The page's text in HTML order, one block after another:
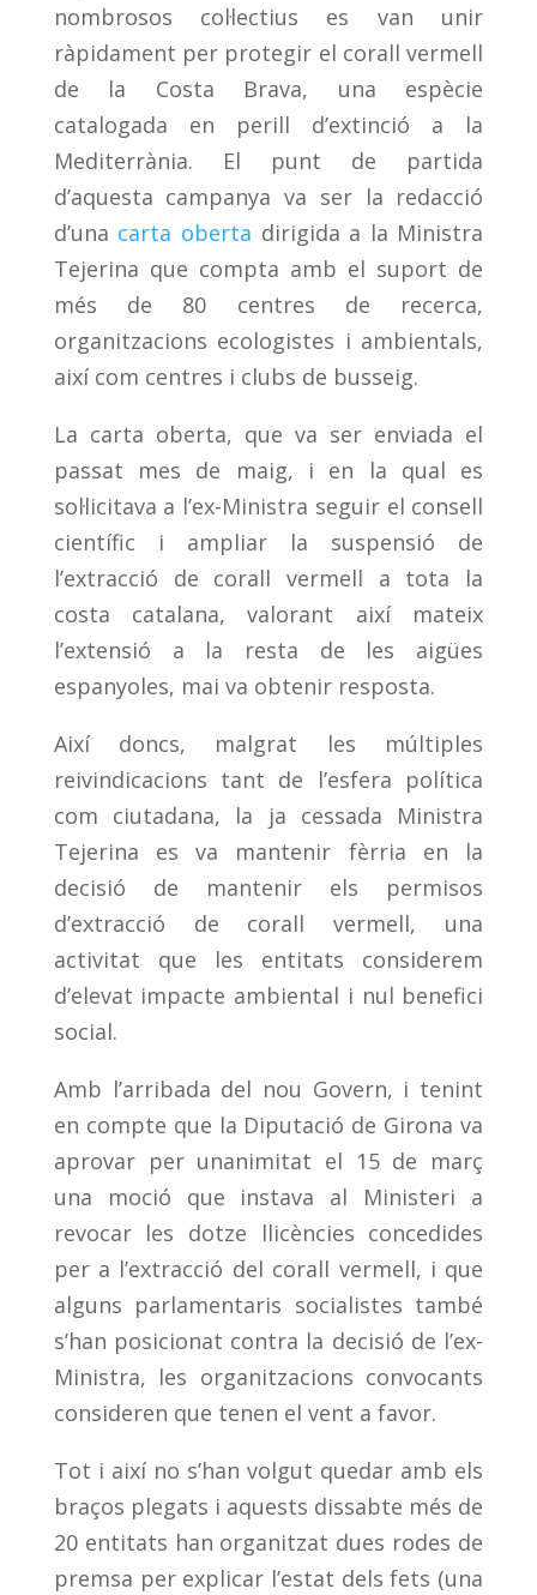
nombrosos col·lectius es van unir
ràpidament per protegir el corall vermell
de la Costa Brava, una espècie
catalogada en perill d’extinció a la
Mediterrània. El punt de partida
d’aquesta campanya va ser la redacció
d’una carta oberta dirigida a la Ministra
Tejerina que compta amb el suport de
més de 80 centres de recerca,
organitzacions ecologistes i ambientals,
així com centres i clubs de busseig.
La carta oberta, que va ser enviada el
passat mes de maig, i en la qual es
sol·licitava a l’ex-Ministra seguir el consell
científic i ampliar la suspensió de
l’extracció de corall vermell a tota la
costa catalana, valorant així mateix
l’extensió a la resta de les aigües
espanyoles, mai va obtenir resposta.
Així doncs, malgrat les múltiples
reivindicacions tant de l’esfera política
com ciutadana, la ja cessada Ministra
Tejerina es va mantenir fèrria en la
decisió de mantenir els permisos
d’extracció de corall vermell, una
activitat que les entitats considerem
d’elevat impacte ambiental i nul benefici
social.
Amb l’arribada del nou Govern, i tenint
en compte que la Diputació de Girona va
aprovar per unanimitat el 15 de març
una moció que instava al Ministeri a
revocar les dotze llicències concedides
per a l’extracció del corall vermell, i que
alguns parlamentaris socialistes també
s’han posicionat contra la decisió de l’ex-
Ministra, les organitzacions convocants
consideren que tenen el vent a favor.
Tot i així no s’han volgut quedar amb els
braços plegats i aquests dissabte més de
20 entitats han organitzat dues rodes de
premsa per explicar l’estat dels fets (una